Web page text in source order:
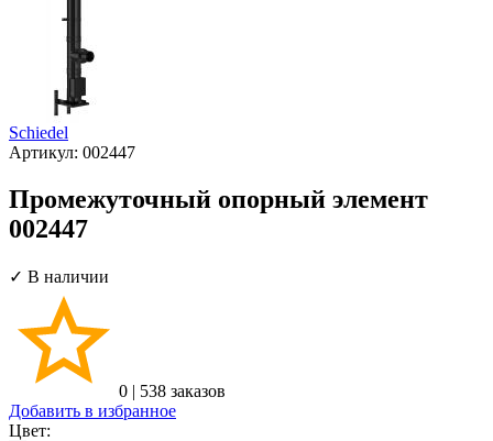
Schiedel
Артикул: 002447
Промежуточный опорный элемент
002447
✓ В наличии
0 | 538 заказов
Добавить в избранное
Цвет: